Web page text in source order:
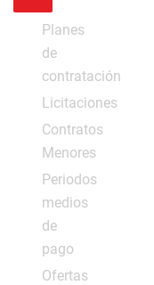
Planes
de
contratación
Licitaciones
Contratos
Menores
Periodos
medios
de
pago
Ofertas